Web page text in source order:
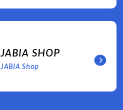
JABIA SHOP
JABIA Shop